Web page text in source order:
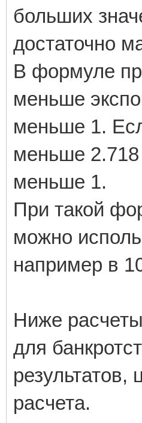
больших
достаточно
В формуле
меньше
меньше 1.
меньше
меньше 1.
При такой
можно
например в
Ниже
для
расчета.